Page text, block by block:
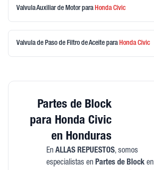
Valvula Auxiliar de Motorpara HondaCivic
Valvula de Paso de Filtro de Aceite para HondaCivic
Partes de Block
para Honda Civic
en Honduras
En ALLAS REPUESTOS, somos
especialistas en Partes de Blocken